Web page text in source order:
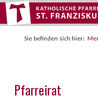
Sie befinden sich hier:
Pfarreirat